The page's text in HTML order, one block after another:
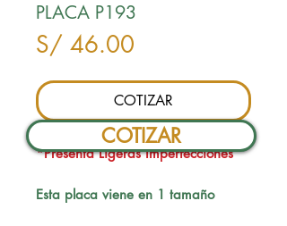
PLACA P193
S/ 46.00
COTIZAR
*Presenta Ligeras Imperfecciones
Esta placa viene en 1 tamaño
COTIZAR